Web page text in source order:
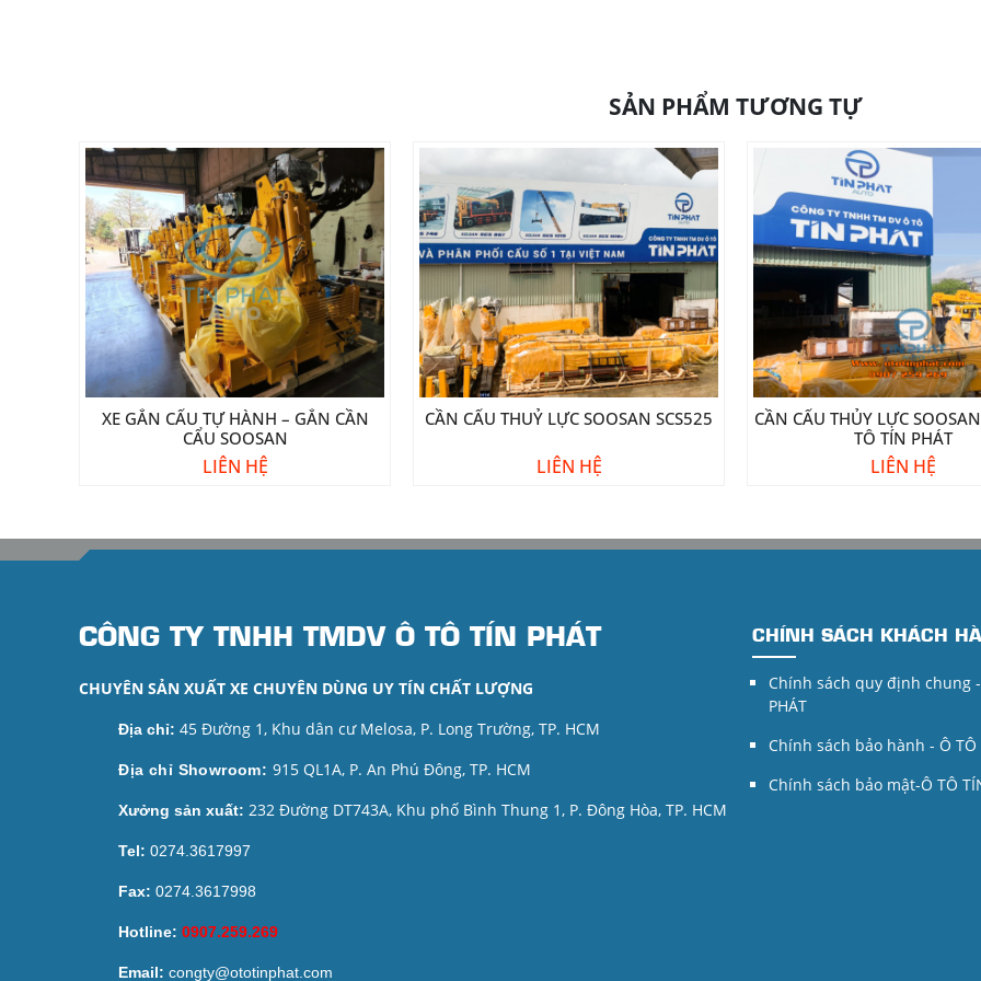
SẢN PHẨM TƯƠNG TỰ
XE GẮN CẨU TỰ HÀNH – GẮN CẦN
CẨU SOOSAN
LIÊN HỆ
CẦN CẨU THUỶ LỰC SOOSAN SCS525
LIÊN HỆ
CẦN CẨU THỦY LỰC
TÔ TÍN PHÁT
LIÊN HỆ
CÔNG TY TNHH TMDV Ô TÔ TÍN PHÁT
CHUYÊN SẢN XUẤT XE CHUYÊN DÙNG UY TÍN CHẤT LƯỢNG
Địa chỉ: 45 Đường 1, Khu dân cư Melosa, P. Long Trường, TP. HCM
Địa chỉ Showroom: 915 QL1A, P. An Phú Đông, TP. HCM
Xưởng sản xuất: 232 Đường DT743A, Khu phố Bình Thung 1, P. Đông Hòa, TP. HCM
Tel: 0274.3617997
Fax: 0274.3617998
Hotline: 0907.259.269
Email: congty@ototinphat.com
CHÍNH SÁCH KHÁCH
Chính sách quy định chung -
PHÁT
Chính sách bảo hành - Ô TÔ
Chính sách bảo mật-Ô TÔ